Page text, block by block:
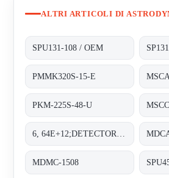
ALTRI ARTICOLI DI
SPU131-108 / OEM
PMMK320S-15-E
PKM-225S-48-U
MDMC-1508